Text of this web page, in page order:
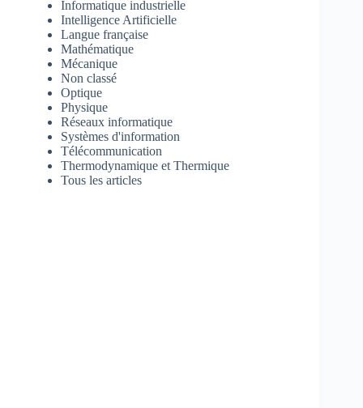
Informatique industrielle
Intelligence Artificielle
Langue française
Mathématique
Mécanique
Non classé
Optique
Physique
Réseaux informatique
Systèmes d'information
Télécommunication
Thermodynamique et Thermique
Tous les articles